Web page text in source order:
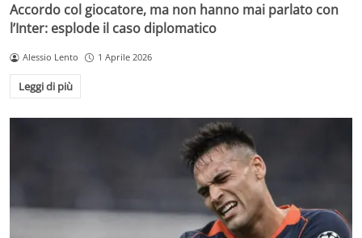
Accordo col giocatore, ma non hanno mai parlato con
l’Inter: esplode il caso diplomatico
Alessio Lento 1 Aprile 2026
Leggi di più